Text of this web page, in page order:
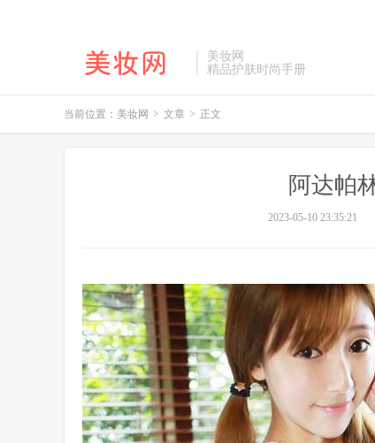
美妆网
精品护肤时尚手册
当前位置： 美妆网 > 文章 > 正文
阿达帕
2023-05-10 23:35:21